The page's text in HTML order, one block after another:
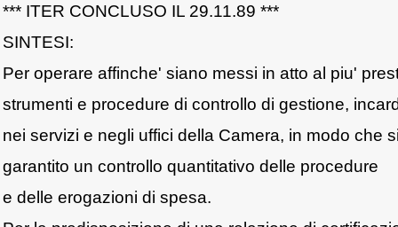
*** ITER CONCLUSO IL 29.11.89 ***
SINTESI:
Per operare affinche' siano messi in atto al piu'
strumenti e procedure di controllo di gestione,
nei servizi e negli uffici della Camera, in modo che
garantito un controllo quantitativo delle procedure
e delle erogazioni di spesa.